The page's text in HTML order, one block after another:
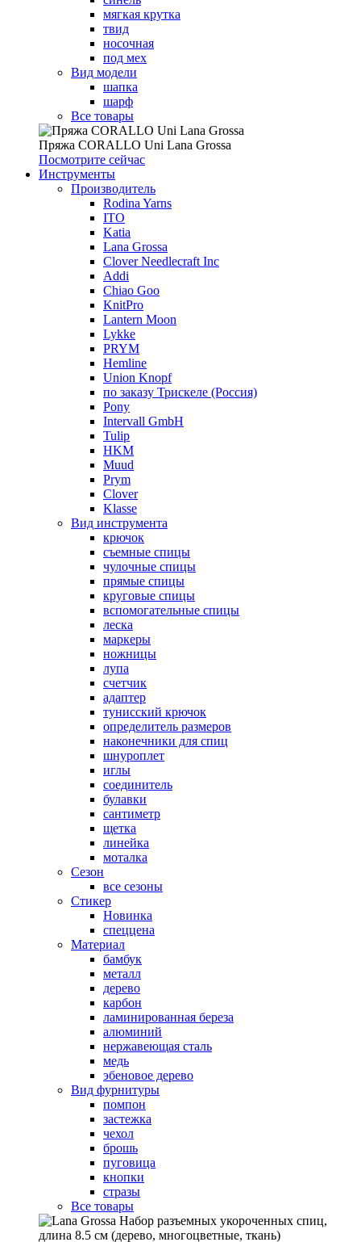
мягкая крутка
твид
носочная
под мех
Вид модели
шапка
шарф
Все товары
Пряжа CORALLO Uni Lana Grossa
Посмотрите сейчас
Инструменты
Производитель
Rodina Yarns
ITO
Katia
Lana Grossa
Clover Needlecraft Inc
Addi
Chiao Goo
KnitPro
Lantern Moon
Lykke
PRYM
Hemline
Union Knopf
по заказу Трискеле (Россия)
Pony
Intervall GmbH
Tulip
HKM
Muud
Prym
Clover
Klasse
Вид инструмента
крючок
съемные спицы
чулочные спицы
прямые спицы
круговые спицы
вспомогательные спицы
леска
маркеры
ножницы
лупа
счетчик
адаптер
тунисский крючок
определитель размеров
наконечники для спиц
шнуроплет
иглы
соединитель
булавки
сантиметр
щетка
линейка
моталка
Сезон
все сезоны
Стикер
Новинка
спеццена
Материал
бамбук
металл
дерево
карбон
ламинированная береза
алюминий
нержавеющая сталь
медь
эбеновое дерево
Вид фурнитуры
помпон
застежка
чехол
брошь
пуговица
кнопки
стразы
Все товары